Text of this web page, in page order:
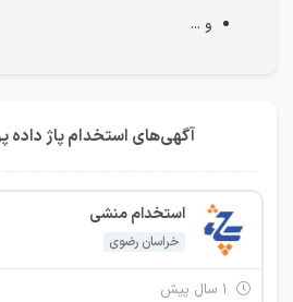
و ...
آگهی‌های استخدام پاژ داده
استخدام منشی
خراسان رضوی